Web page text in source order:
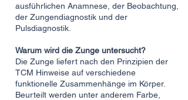
ausführlichen Anamnese, der Beobachtung,
der Zungendiagnostik und der
Pulsdiagnostik.
Warum wird die Zunge untersucht?
Die Zunge liefert nach den Prinzipien der
TCM Hinweise auf verschiedene
funktionelle Zusammenhänge im Körper.
Beurteilt werden unter anderem Farbe,